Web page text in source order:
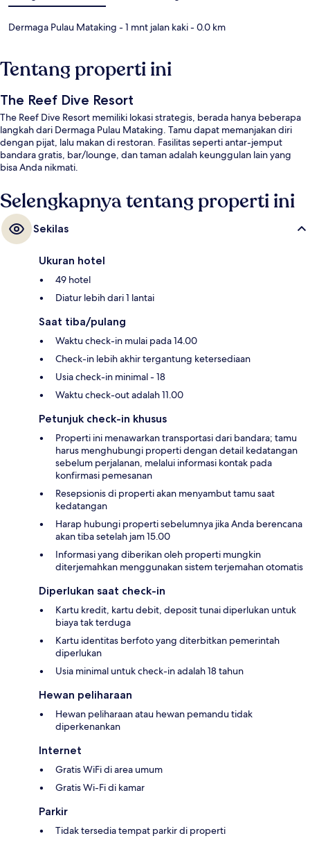
Dermaga Pulau Mataking - 1 mnt jalan kaki- 0.0 km
Tentang properti ini
The Reef Dive Resort
The Reef Dive Resort memiliki lokasi strategis, berada hanya beberapa
langkah dari Dermaga Pulau Mataking. Tamu dapat memanjakan diri
dengan pijat, lalu makan di restoran. Fasilitas seperti antar-jemput
bandara gratis, bar/lounge, dan taman adalah keunggulan lain yang
bisa Anda nikmati.
Selengkapnya tentang properti ini
Sekilas
Ukuran hotel
49 hotel
Diatur lebih dari 1 lantai
Saat tiba/pulang
Waktu check-in mulai pada 14.00
Check-in lebih akhir tergantung ketersediaan
Usia check-in minimal - 18
Waktu check-out adalah 11.00
Petunjuk check-in khusus
Properti ini menawarkan transportasi dari bandara; tamu
harus menghubungi properti dengan detail kedatangan
sebelum perjalanan, melalui informasi kontak pada
konfirmasi pemesanan
Resepsionis di properti akan menyambut tamu saat
kedatangan
Harap hubungi properti sebelumnya jika Anda berencana
akan tiba setelah jam 15.00
Informasi yang diberikan oleh properti mungkin
diterjemahkan menggunakan sistem terjemahan otomatis
Diperlukan saat check-in
Kartu kredit, kartu debit, deposit tunai diperlukan untuk
biaya tak terduga
Kartu identitas berfoto yang diterbitkan pemerintah
diperlukan
Usia minimal untuk check-in adalah 18 tahun
Hewan peliharaan
Hewan peliharaan atau hewan pemandu tidak
diperkenankan
Internet
Gratis WiFi di area umum
Gratis Wi-Fi di kamar
Parkir
Tidak tersedia tempat parkir di properti